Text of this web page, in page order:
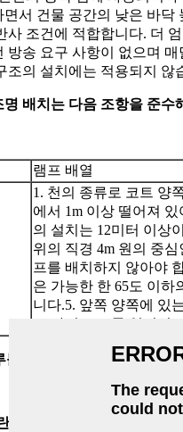
명 배치는 다음 조항을 준수
램프 배열
1. 천의 종류로 코트 양
에서 1m 이상 떨어져
의 설치는 12미터 이상
위의 직경 4m 원의 중
프를 배치하지 않아야
은 가능한 한 65도 이하
니다.5. 앞쪽 양쪽에 있
트 바디 코트를 일직선
코트
색 공 코트는 다음과 같은